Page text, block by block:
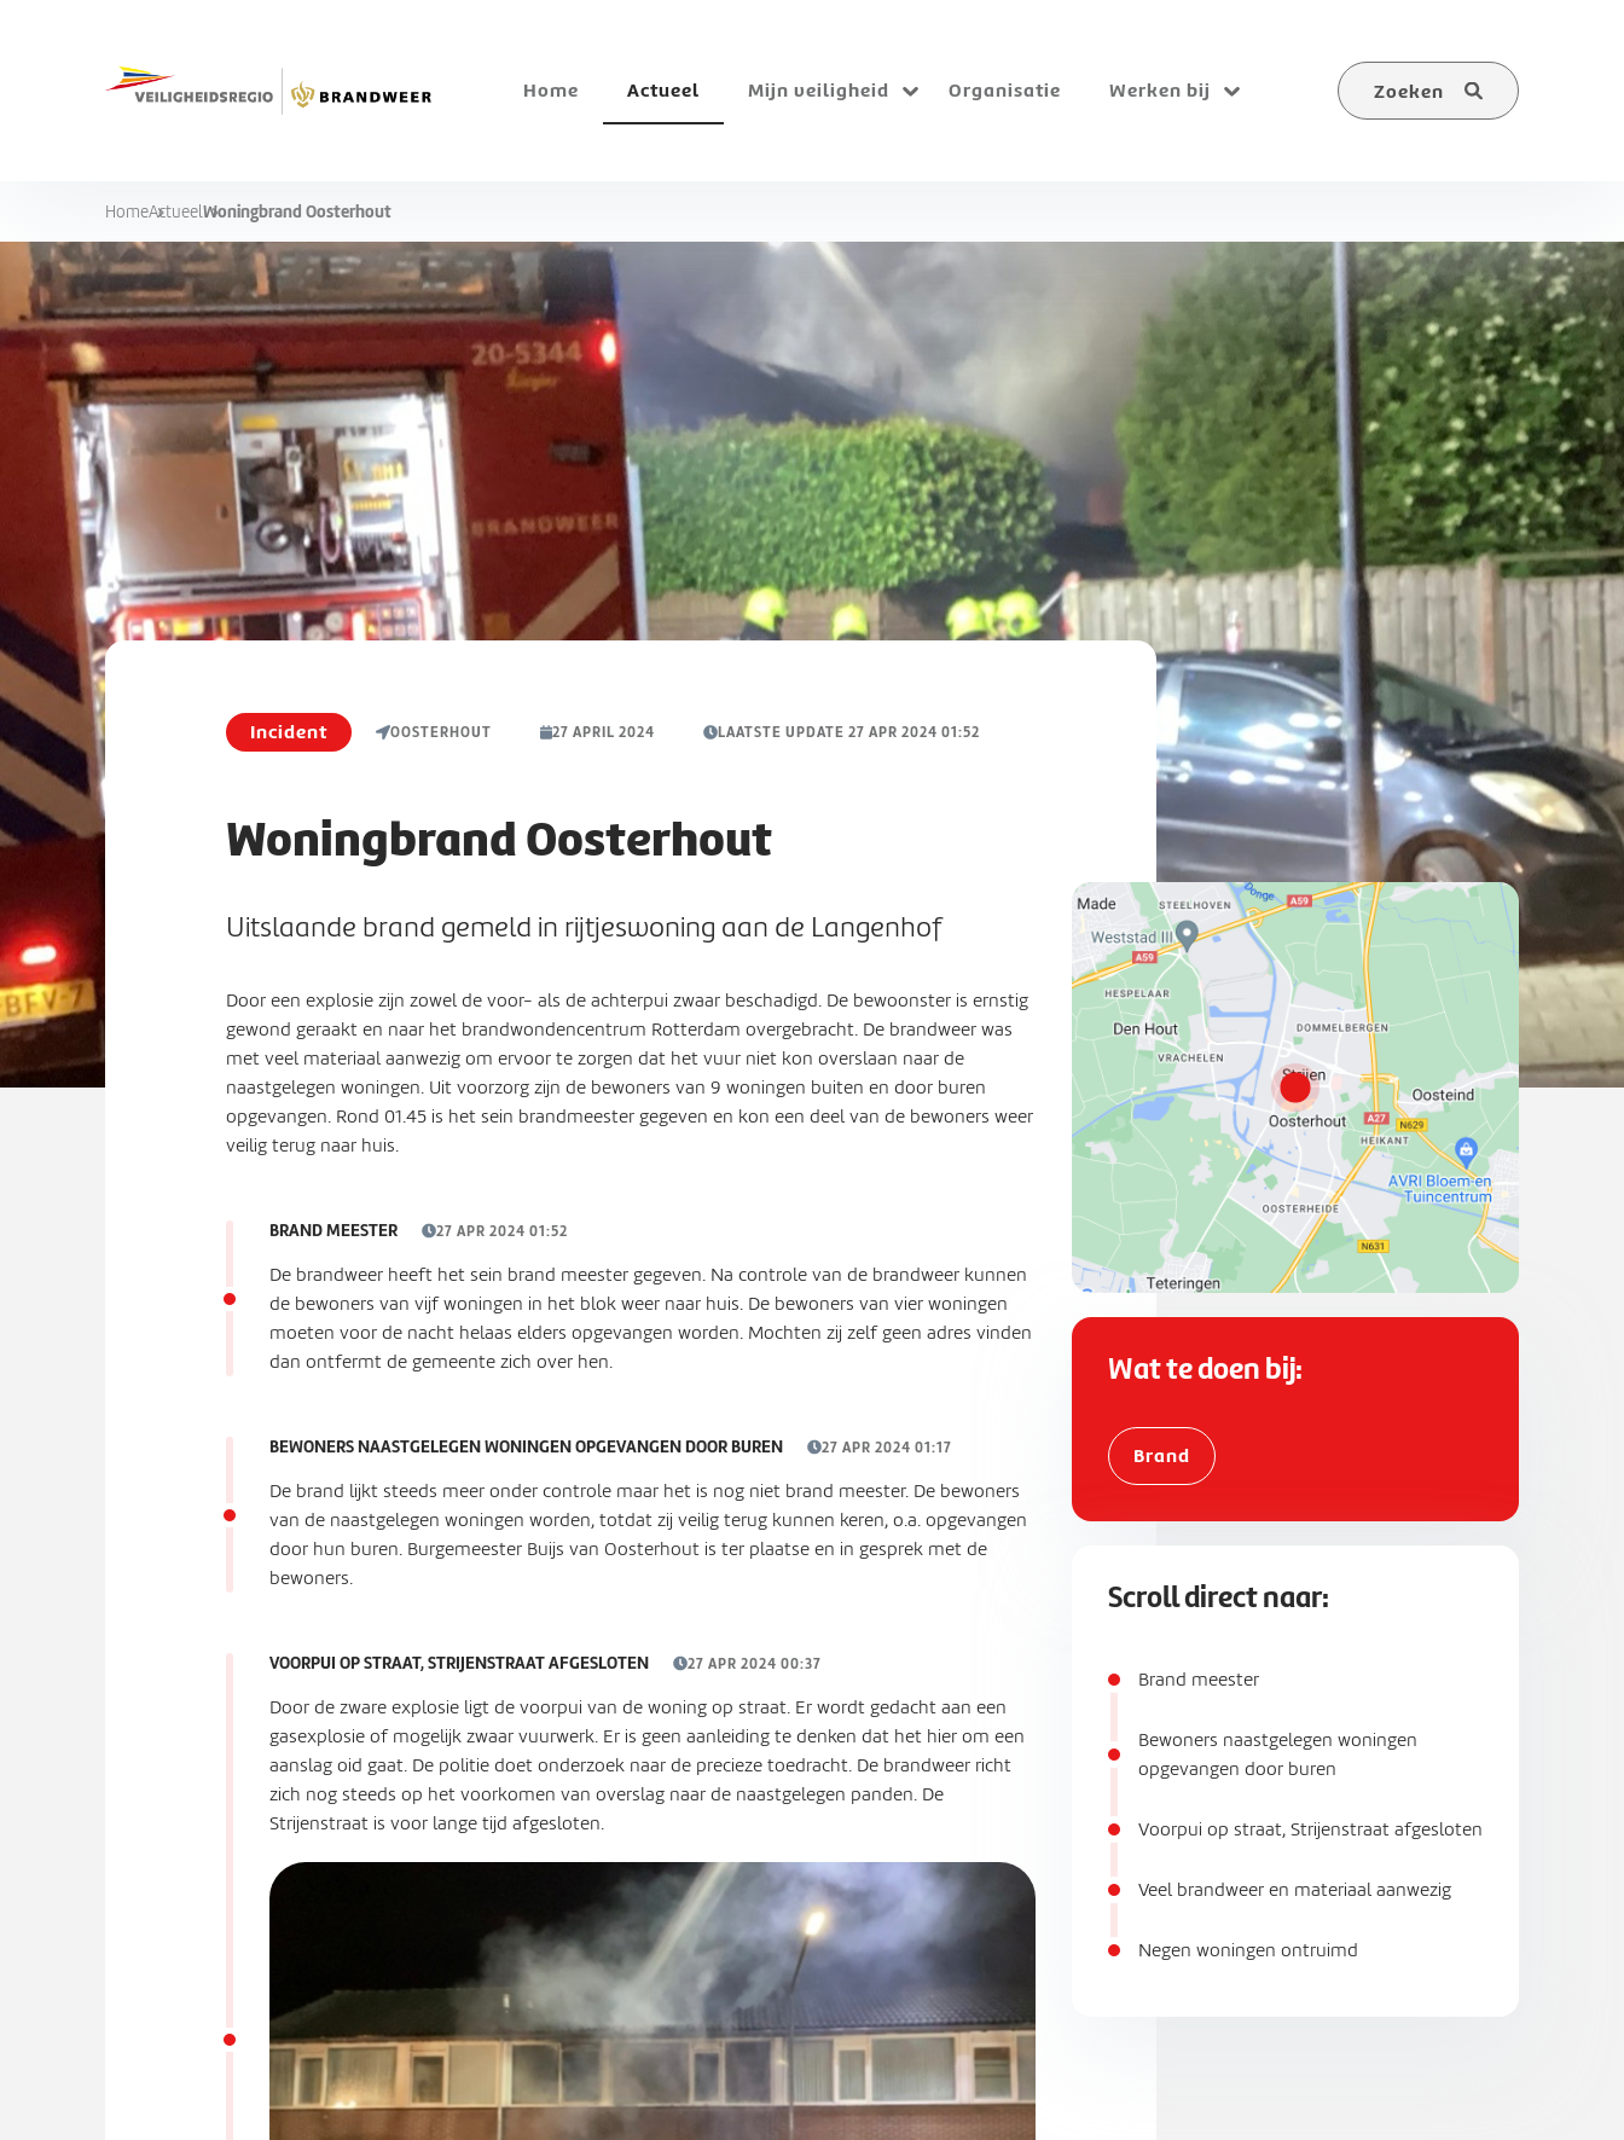
Home Actueel Mijn veiligheid
Submenu
Organisatie Werken bij
Submenu
Zoeken
Zoeken
HomeActueelWoningbrand Oosterhout
Incident OOSTERHOUT 27 APRIL 2024 LAATSTE UPDATE 27 APR 2024 01:52
Woningbrand Oosterhout
Uitslaande brand gemeld in rijtjeswoning aan de Langenhof
Door een explosie zijn zowel de voor- als de achterpui zwaar beschadigd. De bewoonster is ernstig
gewond geraakt en naar het brandwondencentrum Rotterdam overgebracht. De brandweer was
met veel materiaal aanwezig om ervoor te zorgen dat het vuur niet kon overslaan naar de
naastgelegen woningen. Uit voorzorg zijn de bewoners van 9 woningen buiten en door buren
opgevangen. Rond 01.45 is het sein brandmeester gegeven en kon een deel van de bewoners weer
veilig terug naar huis.
BRAND MEESTER 27 APR 2024 01:52
De brandweer heeft het sein brand meester gegeven. Na controle van de brandweer kunnen
de bewoners van vijf woningen in het blok weer naar huis. De bewoners van vier woningen
moeten voor de nacht helaas elders opgevangen worden. Mochten zij zelf geen adres vinden
dan ontfermt de gemeente zich over hen.
BEWONERS NAASTGELEGEN WONINGEN OPGEVANGEN DOOR BUREN 27 APR 2024 01:17
De brand lijkt steeds meer onder controle maar het is nog niet brand meester. De bewoners
van de naastgelegen woningen worden, totdat zij veilig terug kunnen keren, o.a. opgevangen
door hun buren. Burgemeester Buijs van Oosterhout is ter plaatse en in gesprek met de
bewoners.
VOORPUI OP STRAAT, STRIJENSTRAAT AFGESLOTEN 27 APR 2024 00:37
Door de zware explosie ligt de voorpui van de woning op straat. Er wordt gedacht aan een
gasexplosie of mogelijk zwaar vuurwerk. Er is geen aanleiding te denken dat het hier om een
aanslag oid gaat. De politie doet onderzoek naar de precieze toedracht. De brandweer richt
zich nog steeds op het voorkomen van overslag naar de naastgelegen panden. De
Strijenstraat is voor lange tijd afgesloten.
{
"lat":
516474711,
"lng":
48580108
}
Wat te doen bij:
Brand
Scroll direct naar:
Brand meester
Bewoners naastgelegen woningen
opgevangen door buren
Voorpui op straat, Strijenstraat afgesloten
Veel brandweer en materiaal aanwezig
Negen woningen ontruimd